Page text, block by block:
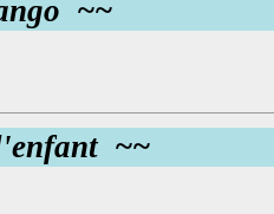
~~
~~